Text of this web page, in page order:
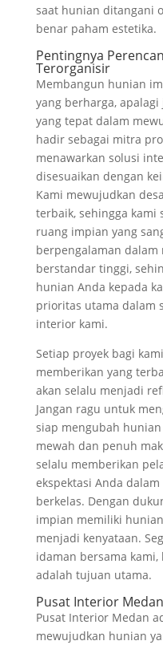
saat hunian ditangani
benar paham estetika.
Pentingnya
Terorganisir
Membangun hunian
yang berharga,
yang tepat dalam
hadir sebagai mitra
menawarkan solusi
disesuaikan dengan
Kami mewujudkan
terbaik, sehingga kami
ruang impian yang
berpengalaman
berstandar tinggi,
hunian Anda kepada
prioritas utama dalam
interior kami.
Setiap proyek bagi
memberikan yang
akan selalu menjadi
Jangan ragu untuk
siap mengubah
mewah dan penuh
selalu memberikan
ekspektasi Anda
berkelas. Dengan
impian memiliki
menjadi kenyataan.
idaman bersama kami,
adalah tujuan utama.
Pusat Interior Medan
Pusat Interior Medan
mewujudkan hunian